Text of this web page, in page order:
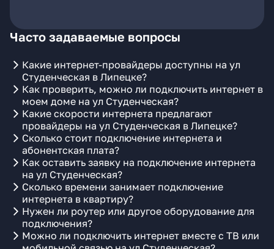
Часто задаваемые вопросы
Какие интернет-провайдеры доступны на ул
Студенческая в Липецке?
Как проверить, можно ли подключить интернет в
моем доме на ул Студенческая?
Какие скорости интернета предлагают
провайдеры на ул Студенческая в Липецке?
Сколько стоит подключение интернета и
абонентская плата?
Как оставить заявку на подключение интернета
на ул Студенческая?
Сколько времени занимает подключение
интернета в квартиру?
Нужен ли роутер или другое оборудование для
подключения?
Можно ли подключить интернет вместе с ТВ или